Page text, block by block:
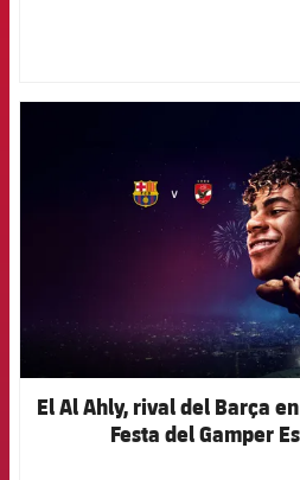
El Al Ahly, rival del Barça
Festa del Gamper